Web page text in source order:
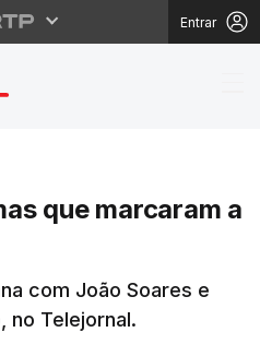
Entrar
temas
que marcaram a
com João Soares e
no Telejornal.